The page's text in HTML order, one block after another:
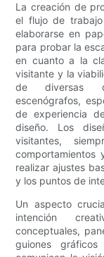
La creación de
el flujo de
elaborarse en
para probar la
en cuanto a la
visitante y la
de diversas
escenógrafos,
de experiencia
diseño. Los
visitantes,
comportamientos
realizar ajustes
y los puntos de
Un aspecto
intención
conceptuales,
guiones